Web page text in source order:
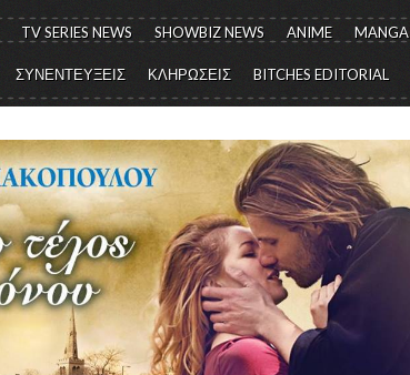
TV SERIES NEWS SHOWBIZ NEWS ANIME MANGA
ΣΥΝΕΝΤΕΥΞΕΙΣ ΚΛΗΡΩΣΕΙΣ BITCHES EDITORIAL